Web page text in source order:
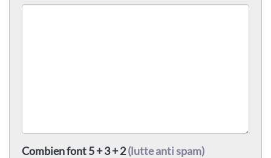
Combien font 5 + 3 + 2(lutte anti spam)